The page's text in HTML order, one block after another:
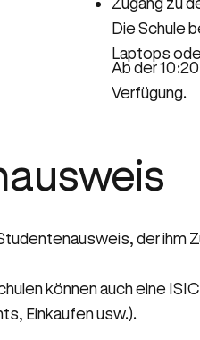
Die Schule
Laptops
Ab der
Verfügung.
der ihm
können auch eine
Einkaufen usw.).